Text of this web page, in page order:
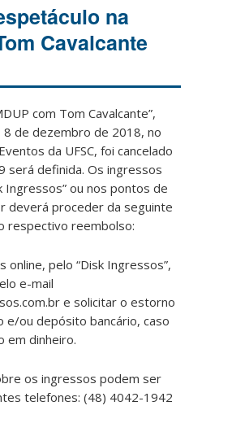
na
Cavalcante
com Tom Cavalcante”,
8 de dezembro de 2018, no
da UFSC, foi cancelado
será definida. Os ingressos
Ingressos” ou nos pontos de
deverá proceder da seguinte
respectivo reembolso:
online, pelo “Disk Ingressos”,
e-mail
e solicitar o estorno
e/ou depósito bancário, caso
em dinheiro.
os ingressos podem ser
telefones: (48) 4042-1942